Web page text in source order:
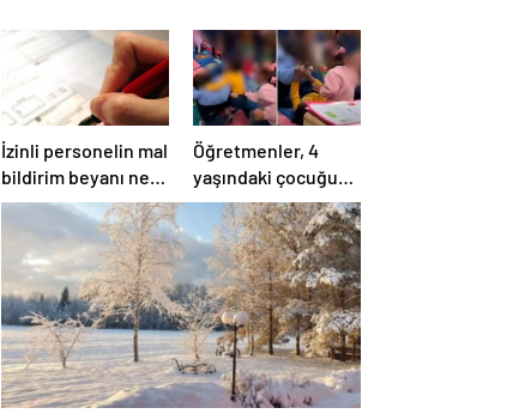
İzinli personelin mal
bildirim beyanı ne
zaman yapılır?
Öğretmenler, 4
yaşındaki çocuğun
dövülmesini
gülerek izledi